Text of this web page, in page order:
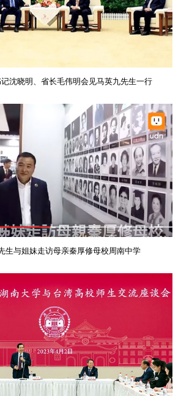
沈晓明、省长毛伟明会见马英九先生一行
生与姐妹走访母亲秦厚修母校周南中学